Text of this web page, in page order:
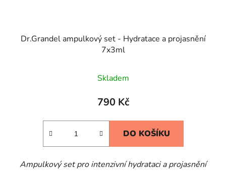
Dr.Grandel ampulkový set - Hydratace a projasnění
7x3ml
Skladem
790 Kč
DO KOŠÍKU
Ampulkový set pro intenzivní hydrataci a projasnění